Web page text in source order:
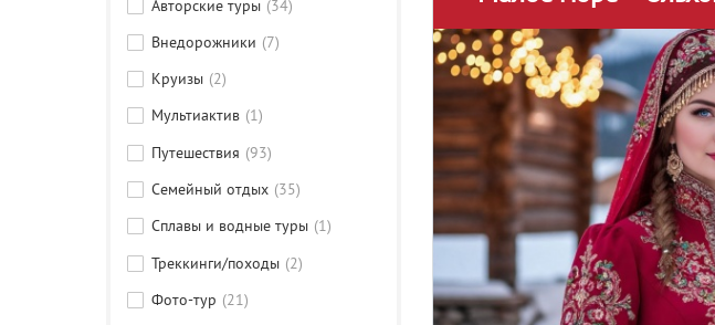
Авторские туры (34)
Внедорожники (7)
Круизы (2)
Мультиактив (1)
Путешествия (93)
Семейный отдых (35)
Сплавы и водные туры (1)
Треккинги/походы (2)
Фото-тур (21)